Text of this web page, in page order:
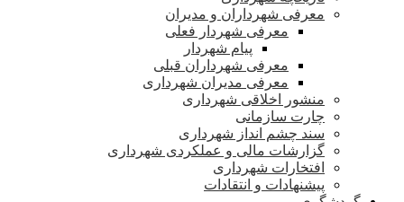
معرفی شهرداران و مدیران
معرفی شهردار فعلی
پیام شهردار
معرفی شهرداران قبلی
معرفی مدیران شهرداری
منشور اخلاقی شهرداری
چارت سازمانی
سند چشم انداز شهرداری
گزارشات مالی و عملکردی شهرداری
افتخارات شهرداری
پیشنهادات و انتقادات